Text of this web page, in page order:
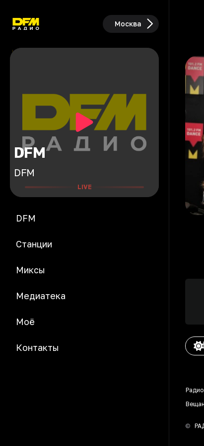
Москва
DFM
DFM
LIVE
DFM
Станции
Миксы
Медиатека
Моё
Контакты
Радио
©